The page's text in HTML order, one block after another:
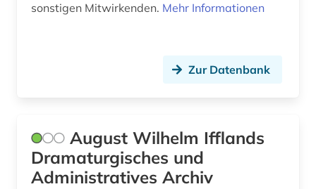
judentum (3)
kalifornien (2)
karibik (1)
karibik und latino studies (2)
sonstigen Mitwirkenden. Mehr Informationen
Zur Datenbank
August Wilhelm Ifflands
Dramaturgisches und
Administratives Archiv